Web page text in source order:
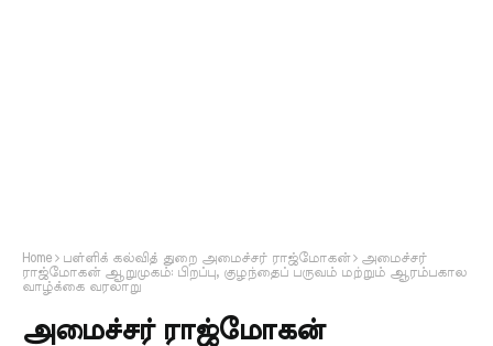
Home பள்ளிக் கல்வித் துறை அமைச்சர் ராஜ்மோகன்
அமைச்சர்
ராஜ்மோகன் ஆறுமுகம்: பிறப்பு, குழந்தைப் பருவம் மற்றும் ஆரம்பகால
வாழ்க்கை வரலாறு
அமைச்சர் ராஜ்மோகன்